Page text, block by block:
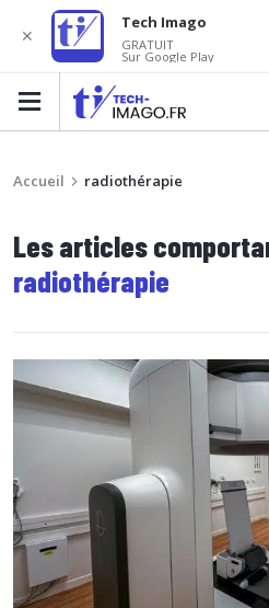
Accueil radiothérapie
Les articles
radiothérapie
✕
Tech Imago
GRATUIT
Sur Google Play